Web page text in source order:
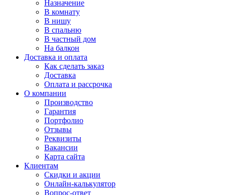
Назначение
В комнату
В нишу
В спальню
В частный дом
На балкон
Доставка и оплата
Как сделать заказ
Доставка
Оплата и рассрочка
О компании
Производство
Гарантия
Портфолио
Отзывы
Реквизиты
Вакансии
Карта сайта
Клиентам
Скидки и акции
Онлайн-калькулятор
Вопрос-ответ